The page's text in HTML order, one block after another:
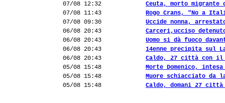
07/08 12:32
Ceuta, morto migrante
07/08 11:43
Rogo Crans, "No a
07/08 09:30
Uccide nonna,
06/08 20:43
Carceri,ucciso
06/08 20:43
Uomo si dà fuoco
06/08 20:43
14enne precipita sul
06/08 20:43
Caldo, 27 città con il
05/08 15:48
Morte Domenico,
05/08 15:48
Muore schiacciato da
05/08 15:48
Caldo, domani 27